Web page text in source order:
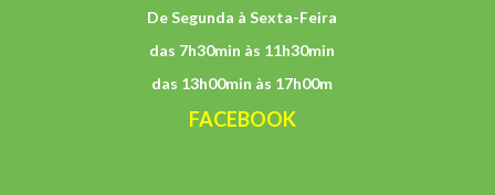
De Segunda à Sexta-Feira
das 7h30min às 11h30min
das 13h00min às 17h00m
FACEBOOK